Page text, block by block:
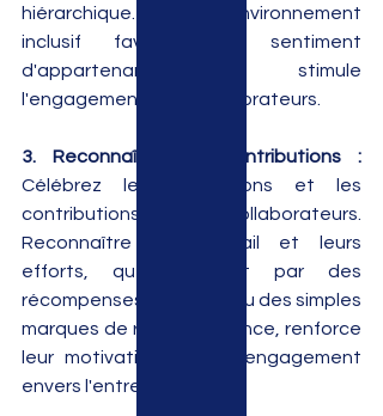
hiérarchique. Un environnement
inclusif favorise un sentiment
d'appartenance et stimule
l'engagement des collaborateurs.
3. Reconnaître les contributions :
Célébrez les réalisations et les
contributions des collaborateurs.
Reconnaître leur travail et leurs
efforts, que ce soit par des
récompenses formelles ou des simples
marques de reconnaissance, renforce
leur motivation et leur engagement
envers l'entreprise.